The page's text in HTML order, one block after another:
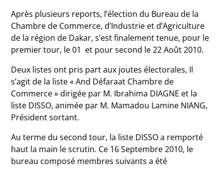
Après plusieurs reports, l’élection du Bureau de la
Chambre de Commerce, d’Industrie et d’Agriculture
de la région de Dakar, s’est finalement tenue, pour le
premier tour, le 01 et pour second le 22 Août 2010.
Deux listes ont pris part aux joutes électorales, Il
s’agit de la liste « And Défaraat Chambre de
Commerce » dirigée par M. Ibrahima DIAGNE et la
liste DISSO, animée par M. Mamadou Lamine NIANG,
Président sortant.
Au terme du second tour, la liste DISSO a remporté
haut la main le scrutin. Ce 16 Septembre 2010, le
bureau composé membres suivants a été